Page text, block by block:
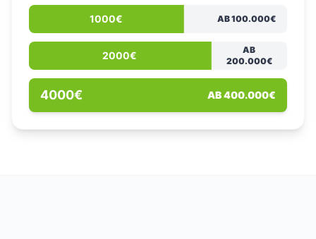
1000€ AB 100.000€
2000€
AB
200.000€
4000€ AB 400.000€